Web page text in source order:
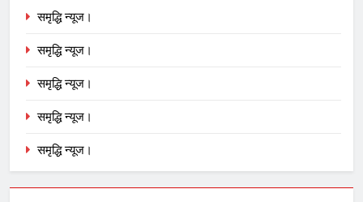
समृद्धि न्यूज।
समृद्धि न्यूज।
समृद्धि न्यूज।
समृद्धि न्यूज।
समृद्धि न्यूज।